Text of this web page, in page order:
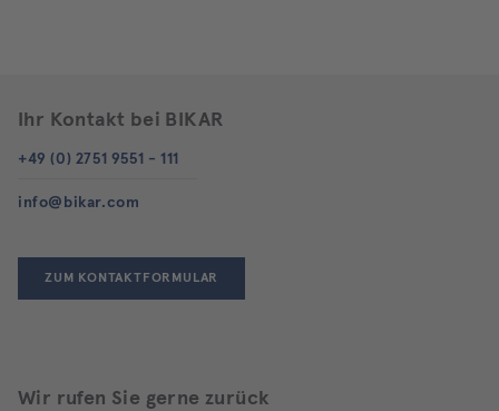
Ihr Kontakt bei BIKAR
+49 (0) 2751 9551 - 111
info@bikar.com
ZUM KONTAKTFORMULAR
Wir rufen Sie gerne zurück